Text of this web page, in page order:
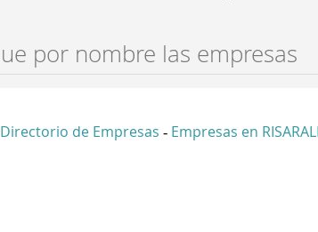
Directorio de Empresas - Empresas en